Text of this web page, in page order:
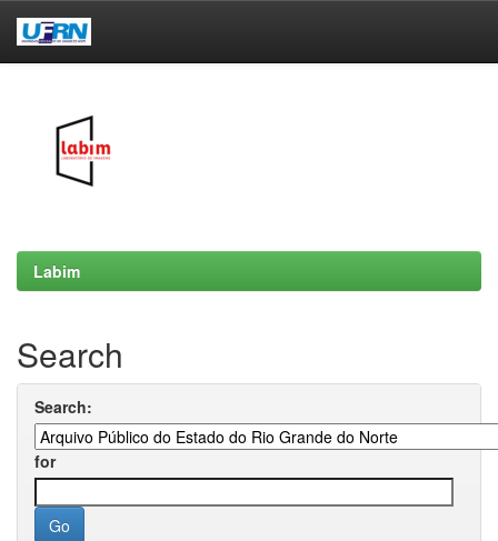
Labim
Search
Search:
for